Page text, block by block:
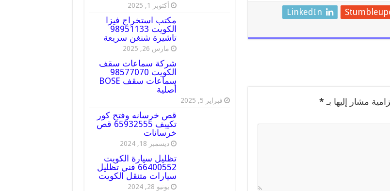
LinkedIn
مشار إليها بـ*
أكتوبر 1, 2025
مكتب استخراج فيزا
الكويت 98951133
تاشيرة شنغن سريعة
مارس 26, 2025
شركة سماعات سقف
الكويت 98577070
سماعات سقف BOSE
أصلية
فبراير 5, 2025
قص خرسانه وفتح كور
تكييف 65932555 قص
خرسانات
ديسمبر 18, 2024
تظليل سيارة الكويت
66400552 فني تظليل
سيارات متنقل الكويت
يونيو 28, 2024